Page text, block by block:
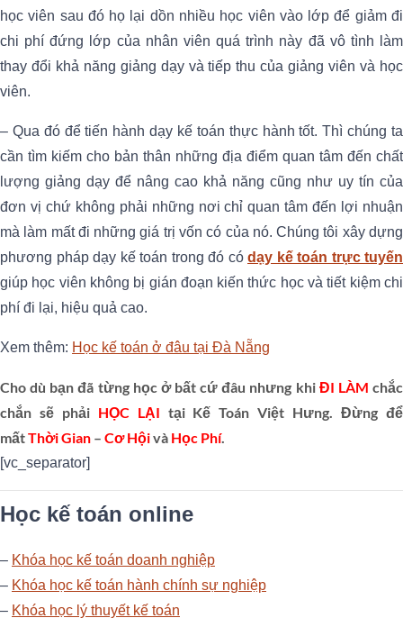
học viên sau đó họ lại dồn nhiều học viên vào lớp để giảm đi
chi phí đứng lớp của nhân viên quá trình này đã vô tình làm
thay đổi khả năng giảng dạy và tiếp thu của giảng viên và học
viên.
– Qua đó để tiến hành dạy kế toán thực hành tốt. Thì chúng ta
cần tìm kiếm cho bản thân những địa điểm quan tâm đến chất
lượng giảng dạy để nâng cao khả năng cũng như uy tín của
đơn vị chứ không phải những nơi chỉ quan tâm đến lợi nhuận
mà làm mất đi những giá trị vốn có của nó. Chúng tôi xây dựng
phương pháp dạy kế toán trong đó có dạy kế toán trực tuyến
giúp học viên không bị gián đoạn kiến thức học và tiết kiệm chi
phí đi lại, hiệu quả cao.
Xem thêm: Học kế toán ở đâu tại Đà Nẵng
Cho dù bạn đã từng học ở bất cứ đâu nhưng khi ĐI LÀM chắc
chắn sẽ phải HỌC LẠI tại Kế Toán Việt Hưng. Đừng để
mấtThời Gian – Cơ Hộivà Học Phí.
[vc_separator]
Học kế toán online
– Khóa học kế toán doanh nghiệp
– Khóa học kế toán hành chính sự nghiệp
– Khóa học lý thuyết kế toán